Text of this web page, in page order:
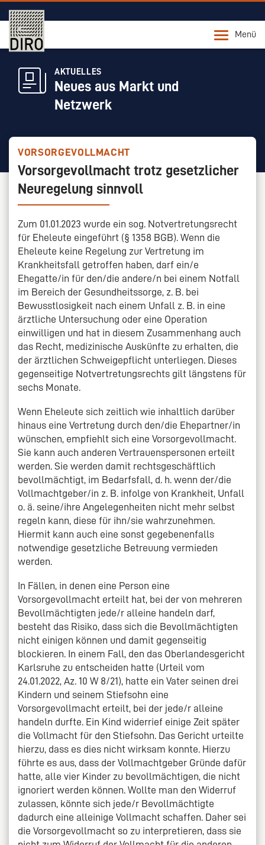
Menü
AKTUELLES
Neues aus Markt und
Netzwerk
VORSORGEVOLLMACHT
Vorsorgevollmacht trotz gesetzlicher
Neuregelung sinnvoll
Zum 01.01.2023 wurde ein sog. Notvertretungsrecht
für Eheleute eingeführt (§ 1358 BGB). Wenn die
Eheleute keine Regelung zur Vertretung im
Krankheitsfall getroffen haben, darf ein/e
Ehegatte/in für den/die andere/n bei einem Notfall
im Bereich der Gesundheitssorge, z. B. bei
Bewusstlosigkeit nach einem Unfall z. B. in eine
ärztliche Untersuchung oder eine Operation
einwilligen und hat in diesem Zusammenhang auch
das Recht, medizinische Auskünfte zu erhalten, die
der ärztlichen Schweigepflicht unterliegen. Dieses
gegenseitige Notvertretungsrechts gilt längstens für
sechs Monate.
Wenn Eheleute sich zeitlich wie inhaltlich darüber
hinaus eine Vertretung durch den/die Ehepartner/in
wünschen, empfiehlt sich eine Vorsorgevollmacht.
Sie kann auch anderen Vertrauenspersonen erteilt
werden. Sie werden damit rechtsgeschäftlich
bevollmächtigt, im Bedarfsfall, d. h. wenn der/die
Vollmachtgeber/in z. B. infolge von Krankheit, Unfall
o. ä. seine/ihre Angelegenheiten nicht mehr selbst
regeln kann, diese für ihn/sie wahrzunehmen.
Hiermit kann auch eine sonst gegebenenfalls
notwendige gesetzliche Betreuung vermieden
werden.
In Fällen, in denen eine Person eine
Vorsorgevollmacht erteilt hat, bei der von mehreren
Bevollmächtigten jede/r alleine handeln darf,
besteht das Risiko, dass sich die Bevollmächtigten
nicht einigen können und damit gegenseitig
blockieren. In einem Fall, den das Oberlandesgericht
Karlsruhe zu entscheiden hatte (Urteil vom
24.01.2022, Az. 10 W 8/21), hatte ein Vater seinen drei
Kindern und seinem Stiefsohn eine
Vorsorgevollmacht erteilt, bei der jede/r alleine
handeln durfte. Ein Kind widerrief einige Zeit später
die Vollmacht für den Stiefsohn. Das Gericht urteilte
hierzu, dass es dies nicht wirksam konnte. Hierzu
führte es aus, dass der Vollmachtgeber Gründe dafür
hatte, alle vier Kinder zu bevollmächtigen, die nicht
ignoriert werden können. Wollte man den Widerruf
zulassen, könnte sich jede/r Bevollmächtigte
dadurch eine alleinige Vollmacht schaffen. Daher sei
die Vorsorgevollmacht so zu interpretieren, dass sie